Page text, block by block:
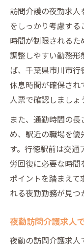
訪問介護の夜勤求
をしっかり考慮す
時間が制限される
調整しやすい勤務形
ば、千葉県市川市
休息時間が確保さ
人票で確認しましょ
また、通勤時間の
め、駅近の職場を
す。行徳駅前は交通
労回復に必要な時間
ポイントを踏まえて
れる夜勤勤務が見つ
夜勤訪問介護求人
夜勤の訪問介護求